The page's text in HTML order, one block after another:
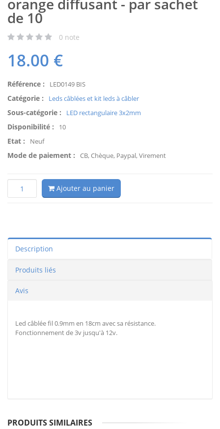
orange diffusant - par sachet
de 10
0 note
18.00 €
Référence : LED0149 BIS
Catégorie : Leds câblées et kit leds à câbler
Sous-catégorie : LED rectangulaire 3x2mm
Disponibilité : 10
Etat : Neuf
Mode de paiement : CB, Chèque, Paypal, Virement
Ajouter au panier
Description
Produits liés
Avis
Led câblée fil 0.9mm en 18cm avec sa résistance.
Fonctionnement de 3v jusqu'à 12v.
PRODUITS SIMILAIRES